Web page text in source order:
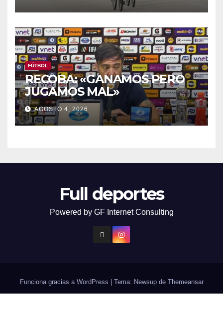
FÚTBOL
RECOBA: «GANAMOS PERO
JUGAMOS MAL»
AGOSTO 4, 2026
Full deportes
Powered by GF Internet Consulting
Funciona gracias a WordPress Tema: Newsup de Themeansar